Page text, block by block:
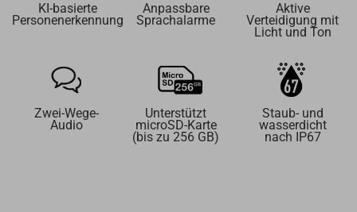
KI-basierte
Personenerkennung
Anpassbare
Sprachalarme
Zwei-Wege-
Audio
Staub- und
wasserdicht
nach IP67
Unterstützt
microSD-Karte
(bis zu 256 GB)
Aktive
Verteidigung mit
Licht und Ton